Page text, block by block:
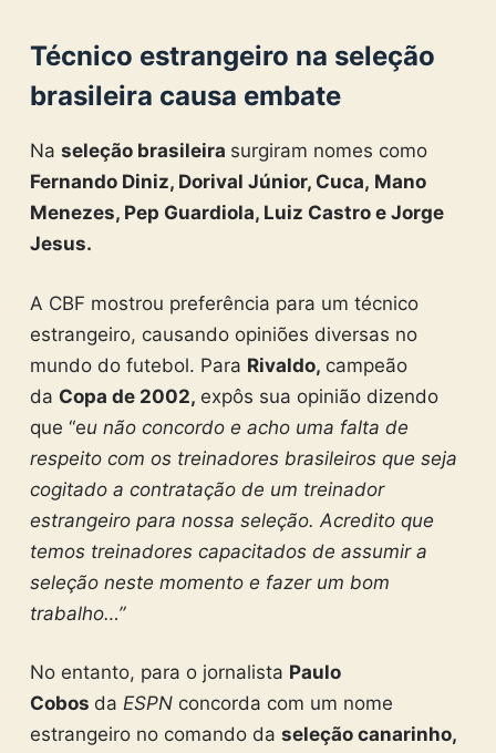
Técnico estrangeiro na seleção
brasileira causa embate
Na seleção brasileira surgiram nomes como
Fernando Diniz, Dorival Júnior, Cuca, Mano
Menezes, Pep Guardiola, Luiz Castro e Jorge
Jesus.
A CBF mostrou preferência para um técnico
estrangeiro, causando opiniões diversas no
mundo do futebol. Para Rivaldo, campeão
da Copa de 2002, expôs sua opinião dizendo
que “eu não concordo e acho uma falta de
respeito com os treinadores brasileiros que seja
cogitado a contratação de um treinador
estrangeiro para nossa seleção. Acredito que
temos treinadores capacitados de assumir a
seleção neste momento e fazer um bom
trabalho…”
No entanto, para o jornalista Paulo
Cobos da ESPN concorda com um nome
estrangeiro no comando da seleção canarinho,